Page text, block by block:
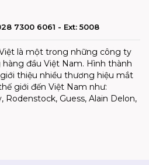
7300 6061 - Ext: 5008
là một trong những công ty
đầu Việt Nam. Hình thành
thiệu nhiều thương hiệu mắt
giới đến Việt Nam như:
Rodenstock, Guess, Alain Delon,